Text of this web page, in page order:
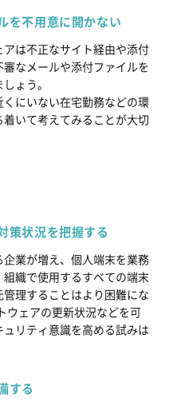
を不用意に開かない
は不正なサイト経由や添付
なメールや添付ファイルを
ょう。
にいない在宅勤務などの環
いて考えてみることが大切
策状況を把握する
業が増え、個人端末を業務
織で使用するすべての端末
理することはより困難にな
ウェアの更新状況などを可
リティ意識を高める試みは
する